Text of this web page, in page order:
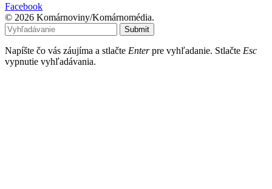
Facebook
© 2026 Komárnoviny/Komárnomédia.
Submit
Napíšte čo vás záujíma a stlačte Enterpre vyhľadanie. Stlačte Esc
vypnutie vyhľadávania.